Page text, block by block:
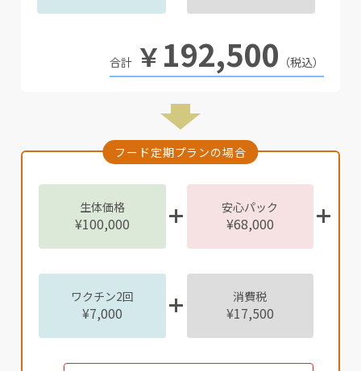
￥192,500 （税込）
フード定期プランの場合
生体価格
¥100,000
安心パック
¥68,000
ワクチン2回
¥7,000
消費税
¥17,500